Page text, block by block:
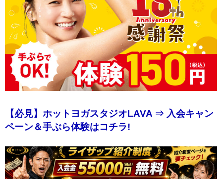
【必見】ホットヨガスタジオLAVA ⇒ 入会キャン
ペーン＆手ぶら体験はコチラ!